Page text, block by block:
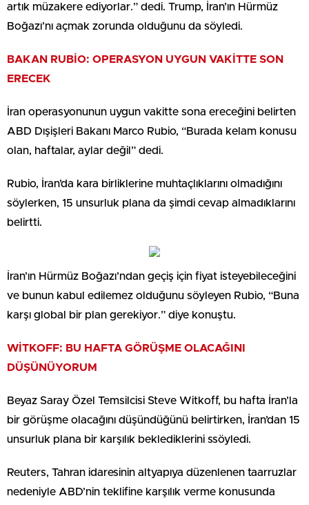
artık müzakere ediyorlar.” dedi. Trump, İran’ın Hürmüz
Boğazı’nı açmak zorunda olduğunu da söyledi.
BAKAN RUBİO: OPERASYON UYGUN VAKİTTE SON
ERECEK
İran operasyonunun uygun vakitte sona ereceğini belirten
ABD Dışişleri Bakanı Marco Rubio, “Burada kelam konusu
olan, haftalar, aylar değil” dedi.
Rubio, İran’da kara birliklerine muhtaçlıklarını olmadığını
söylerken, 15 unsurluk plana da şimdi cevap almadıklarını
belirtti.
İran’ın Hürmüz Boğazı’ndan geçiş için fiyat isteyebileceğini
ve bunun kabul edilemez olduğunu söyleyen Rubio, “Buna
karşı global bir plan gerekiyor.” diye konuştu.
WİTKOFF: BU HAFTA GÖRÜŞME OLACAĞINI
DÜŞÜNÜYORUM
Beyaz Saray Özel Temsilcisi Steve Witkoff, bu hafta İran’la
bir görüşme olacağını düşündüğünü belirtirken, İran’dan 15
unsurluk plana bir karşılık beklediklerini ssöyledi.
Reuters, Tahran idaresinin altyapıya düzenlenen taarruzlar
nedeniyle ABD’nin teklifine karşılık verme konusunda